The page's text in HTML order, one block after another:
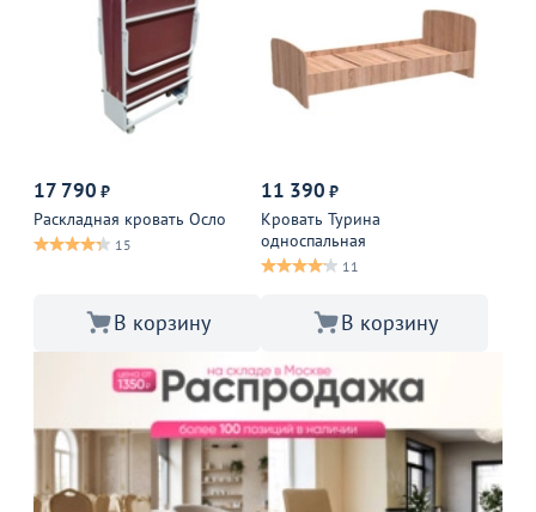
17 790 ₽
Раскладная кровать Осло
15
В корзину
11 390 ₽
Кровать Турина
односпальная
11
В корзину